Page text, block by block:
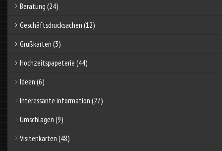
Beratung (24)
Geschäftsdrucksachen (12)
Grußkarten (3)
Hochzeitspapeterie (44)
Ideen (6)
Interessante information (27)
Umschlagen (9)
Visitenkarten (48)